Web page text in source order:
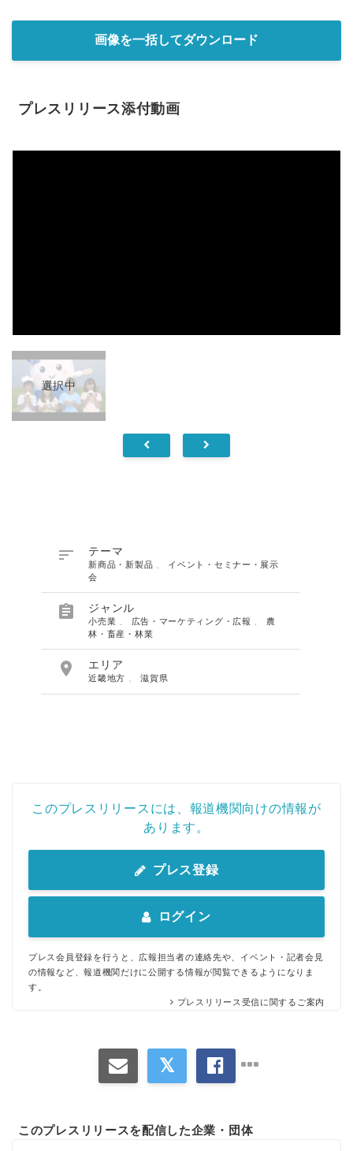
画像を一括してダウンロード
プレスリリース添付動画
選択中
 テーマ
新商品・新製品
イベント・セミナー・展示
会
 ジャンル
小売業 広告・マーケティング・広報
農
林・畜産・林業
 エリア
近畿地方 、滋賀県
このプレスリリースには、報道機関向けの情報が
あります。
プレス登録
ログイン
プレス会員登録を行うと、広報担当者の連絡先や、イベント・記者会見
の情報など、報道機関だけに公開する情報が閲覧できるようになりま
す。
プレスリリース受信に関するご案内
このプレスリリースを配信した企業・団体